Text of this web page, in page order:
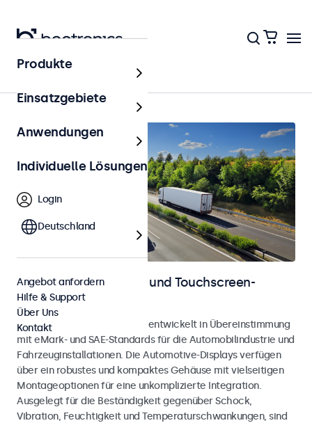
Startseite
Automotive-Monitore und Touchscreen-
Displays
Monitore und Touchscreens, entwickelt in Übereinstimmung
mit eMark- und SAE-Standards für die Automobilindustrie und
Fahrzeuginstallationen. Die Automotive-Displays verfügen
über ein robustes und kompaktes Gehäuse mit vielseitigen
Montageoptionen für eine unkomplizierte Integration.
Ausgelegt für die Beständigkeit gegenüber Schock,
Vibration, Feuchtigkeit und Temperaturschwankungen, sind
Produkte
Einsatzgebiete
Anwendungen
Individuelle Lösungen
Login
Deutschland
Angebot anfordern
Hilfe & Support
Über Uns
Kontakt